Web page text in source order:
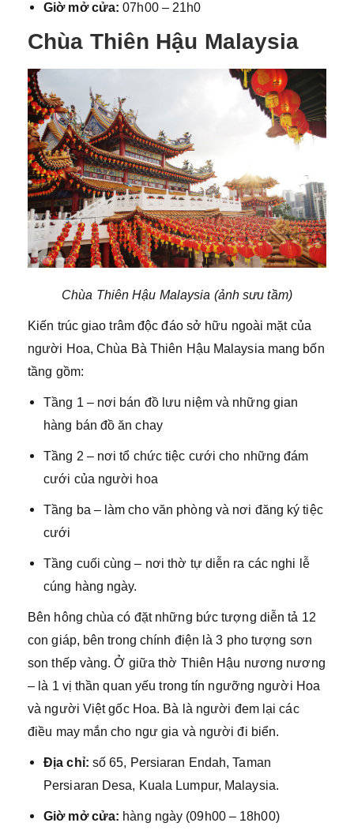
Giờ mở cửa: 07h00 – 21h0
Chùa Thiên Hậu Malaysia
Chùa Thiên Hậu Malaysia (ảnh sưu tầm)
Kiến trúc giao trâm độc đáo sở hữu ngoài mặt của
người Hoa, Chùa Bà Thiên Hậu Malaysia mang bốn
tầng gồm:
Tầng 1 – nơi bán đồ lưu niệm và những gian
hàng bán đồ ăn chay
Tầng 2 – nơi tổ chức tiệc cưới cho những đám
cưới của người hoa
Tầng ba – làm cho văn phòng và nơi đăng ký tiệc
cưới
Tầng cuối cùng – nơi thờ tự diễn ra các nghi lễ
cúng hàng ngày.
Bên hông chùa có đặt những bức tượng diễn tả 12
con giáp, bên trong chính điện là 3 pho tượng sơn
son thếp vàng. Ở giữa thờ Thiên Hậu nương nương
– là 1 vị thần quan yếu trong tín ngưỡng người Hoa
và người Việt gốc Hoa. Bà là người đem lại các
điều may mắn cho ngư gia và người đi biển.
Địa chỉ: số 65, Persiaran Endah, Taman
Persiaran Desa, Kuala Lumpur, Malaysia.
Giờ mở cửa: hàng ngày (09h00 – 18h00)